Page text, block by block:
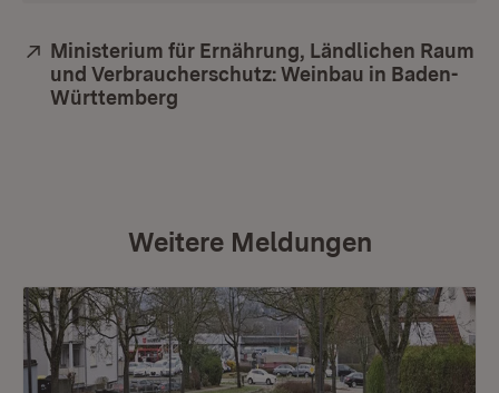
Extern:
Ministerium für Ernährung, Ländlichen Raum
und Verbraucherschutz: Weinbau in Baden-
Württemberg
Weitere Meldungen